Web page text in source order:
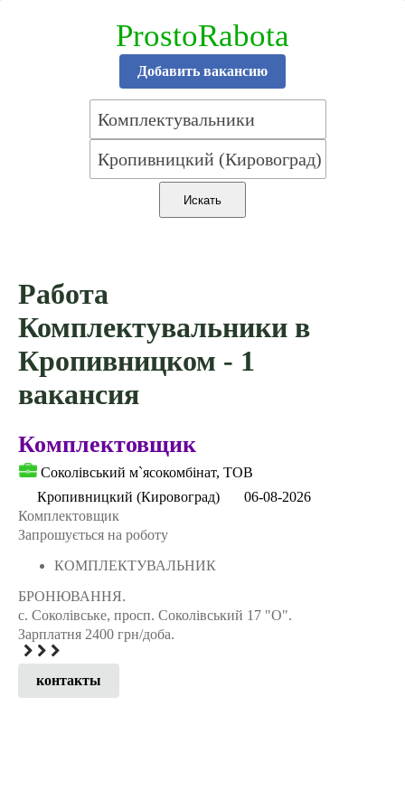
ProstoRabota
Добавить вакансию
Работа
Комплектувальники в
Кропивницком - 1
вакансия
Комплектовщик
Соколiвський м`ясокомбiнат, ТОВ
Кропивницкий (Кировоград)
06-08-2026
Комплектовщик
Запрошується на роботу
КОМПЛЕКТУВАЛЬНИК
БРОНЮВАННЯ.
с. Соколівське, просп. Соколівський 17 "О".
Зарплатня 2400 грн/доба.
контакты